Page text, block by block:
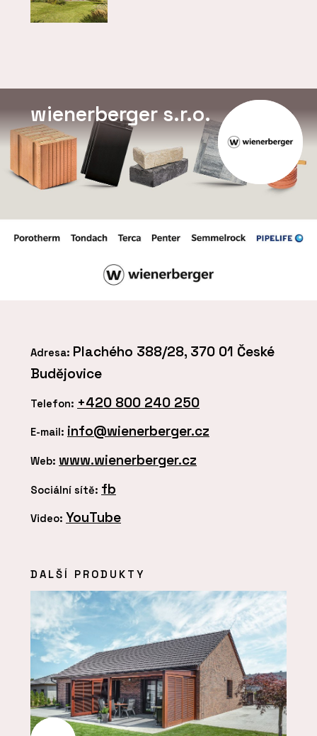
wienerberger s.r.o.
Adresa: Plachého 388/28, 370 01 České
Budějovice
Telefon: +420 800 240 250
E-mail: info@wienerberger.cz
Web: www.wienerberger.cz
Sociální sítě: fb
Video: YouTube
DALŠÍ PRODUKTY